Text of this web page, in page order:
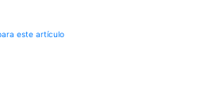
este artículo